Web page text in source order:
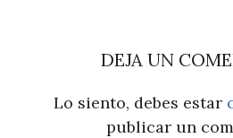
DEJA UN
Lo siento, debes estar
publicar un